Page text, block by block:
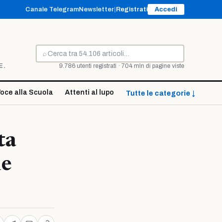
Canale TelegramNewsletter Registrati Accedi
⌕
Cerca
9.786 utenti registrati · 704 mln di pagine viste
alla Scuola Attenti al lupo Tutte le categorie ↓